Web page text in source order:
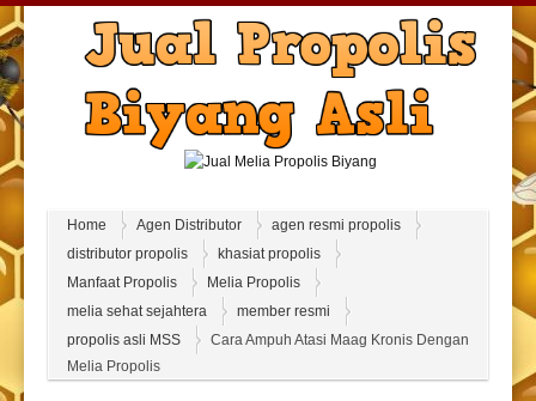
Home Agen Distributor
agen resmi propolis
distributor propolis
khasiat propolis
Manfaat Propolis
Melia Propolis
melia sehat sejahtera
member resmi
propolis asli MSS
Cara Ampuh Atasi Maag Kronis Dengan
Melia Propolis